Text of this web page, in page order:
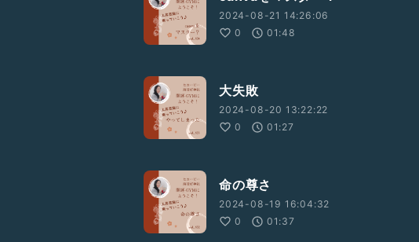
2024-08-21 14:26:06
0
01:48
大失敗
2024-08-20 13:22:22
0
01:27
命の尊さ
2024-08-19 16:04:32
0
01:37